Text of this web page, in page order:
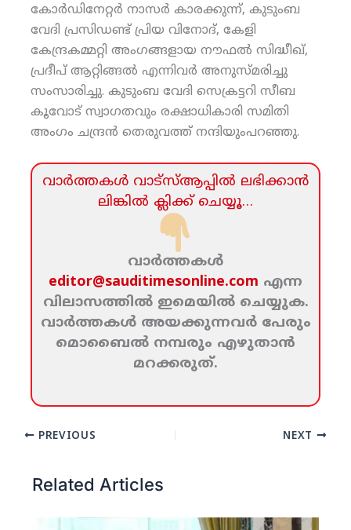
കോര്‍ഡിനേറ്റര്‍ നാസര്‍ കാരക്കുന്ന്, കുടുംബ
വേദി പ്രസിഡണ്ട് പ്രിയ വിനോദ്, കേളി
കേന്ദ്രകമ്മറ്റി അംഗങ്ങളായ നൗഫല്‍ സിദ്ധീഖ്,
പ്രദീപ് ആറ്റിങ്ങല്‍ എന്നിവര്‍ അനുസ്മരിച്ചു
സംസാരിച്ചു. കുടുംബ വേദി സെക്രട്ടറി സീബ
കൂവോട് സ്വാഗതവും രക്ഷാധികാരി സമിതി
അംഗം ചന്ദ്രന്‍ തെരുവത്ത് നന്ദിയുംപറഞ്ഞു.
വാര്‍ത്തകള്‍ വാട്‌സ്‌ആപ്പില്‍ ലഭിക്കാന്‍
ലിങ്കില്‍ ക്ലിക്ക്‌ ചെയ്യൂ…
വാര്‍ത്തകള്‍
editor@sauditimesonline.com എന്ന
വിലാസത്തില്‍ ഇമെയില്‍ ചെയ്യുക.
വാര്‍ത്തകള്‍ അയക്കുന്നവര്‍ പേരും
മൊബൈല്‍ നമ്പരും എഴുതാന്‍
മറക്കരുത്‌.
PREVIOUS NEXT
Related Articles